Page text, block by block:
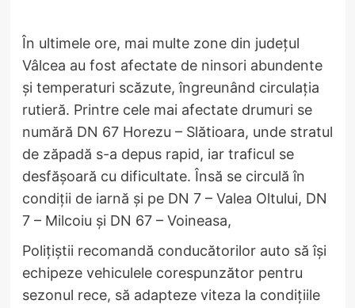
În ultimele ore, mai multe zone din județul
Vâlcea au fost afectate de ninsori abundente
și temperaturi scăzute, îngreunând circulația
rutieră. Printre cele mai afectate drumuri se
numără DN 67 Horezu – Slătioara, unde stratul
de zăpadă s-a depus rapid, iar traficul se
desfășoară cu dificultate. Însă se circulă în
condiții de iarnă și pe DN 7 – Valea Oltului, DN
7 – Milcoiu și DN 67 – Voineasa,
Polițiștii recomandă conducătorilor auto să își
echipeze vehiculele corespunzător pentru
sezonul rece, să adapteze viteza la condițiile